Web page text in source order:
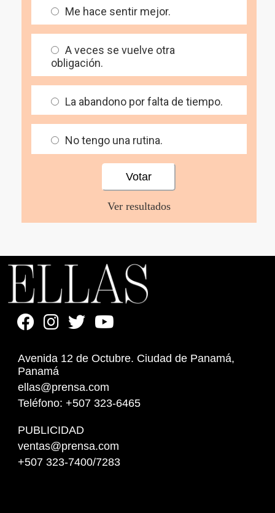
Me hace sentir mejor.
A veces se vuelve otra
obligación.
La abandono por falta de tiempo.
No tengo una rutina.
Ver resultados
Avenida 12 de Octubre. Ciudad de Panamá,
Panamá
ellas@prensa.com
Teléfono: +507 323-6465
PUBLICIDAD
ventas@prensa.com
+507 323-7400/7283